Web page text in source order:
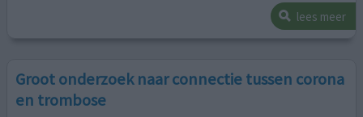
lees meer
Groot onderzoek naar connectie tussen corona
en trombose